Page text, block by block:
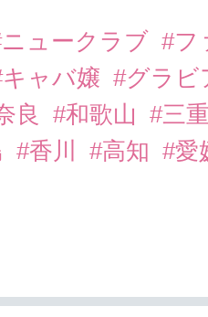
ュークラブ #フ
ャバ嬢 #グラ
良 #和歌山
#三
#香川 #高知 #愛